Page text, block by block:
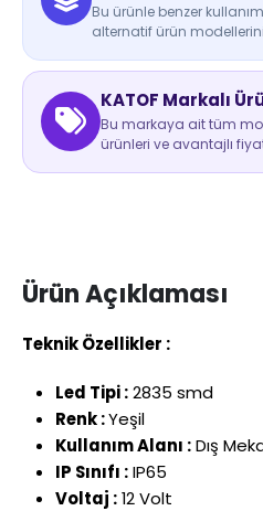
Bu ürünle benzer
alternatif ürün
KATOF Markalı
Bu markaya ait tüm
ürünleri ve avantajlı
Ürün Açıklaması
Teknik Özellikler :
Led Tipi :2835 smd
Renk :Yeşil
Kullanım Alanı :Dış
IP Sınıfı :IP65
Voltaj :12 Volt